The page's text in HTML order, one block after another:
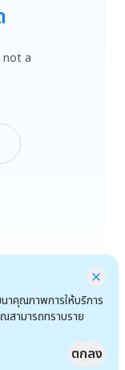
not a
าคุณภาพการให้บริการ
ามารถทราบราย
ตกลง